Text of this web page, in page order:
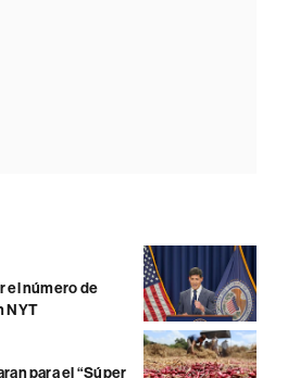
el número de
NYT
para el “Súper